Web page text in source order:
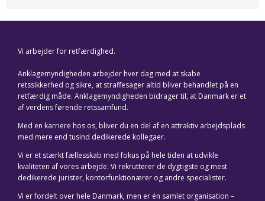
Vi arbejder for retfærdighed.
Anklagemyndigheden arbejder hver dag med at skabe
retssikkerhed og sikre, at straffesager altid bliver behandlet på en
retfærdig måde. Anklagemyndigheden bidrager til, at Danmark er et
af verdens førende retssamfund.
Med en karriere hos os, bliver du en del af en attraktiv arbejdsplads
med mere end tusind dedikerede kollegaer.
Vi er et stærkt fællesskab med fokus på hele tiden at udvikle
kvaliteten af vores arbejde. Vi rekrutterer de dygtigste og mest
dedikerede jurister, kontorfunktionærer og andre specialister.
Vi er fordelt over hele Danmark, men er én samlet organisation –